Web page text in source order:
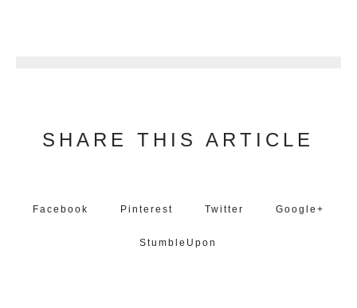
SHARE THIS ARTICLE
Facebook Pinterest Twitter Google+
StumbleUpon